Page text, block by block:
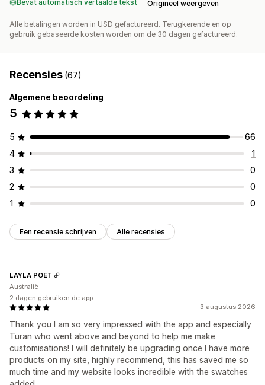
Bevat automatisch vertaalde tekst Origineel weergeven
Alle betalingen worden in USD gefactureerd. Terugkerende en op
gebruik gebaseerde kosten worden om de 30 dagen gefactureerd.
Recensies (67)
Algemene beoordeling
5
5
66
4
1
3
0
2
0
1
0
Een recensie schrijven Alle recensies
3 augustus 2026
Thank you I am so very impressed with the app and especially
Turan who went above and beyond to help me make
customisations! I will definitely be upgrading once I have more
products on my site, highly recommend, this has saved me so
much time and my website looks incredible with the swatches
LAYLA POET
Australië
2 dagen gebruiken de app